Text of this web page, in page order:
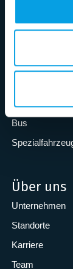
Lenken
Anhänger
Bus
Über uns
Unternehmen
Standorte
Karriere
Team